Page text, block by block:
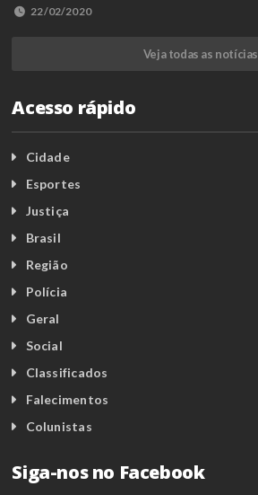
22/02/2020
Veja todas as notícias
Acesso rápido
Cidade
Esportes
Justiça
Brasil
Região
Polícia
Geral
Social
Classificados
Falecimentos
Colunistas
Siga-nos no Facebook